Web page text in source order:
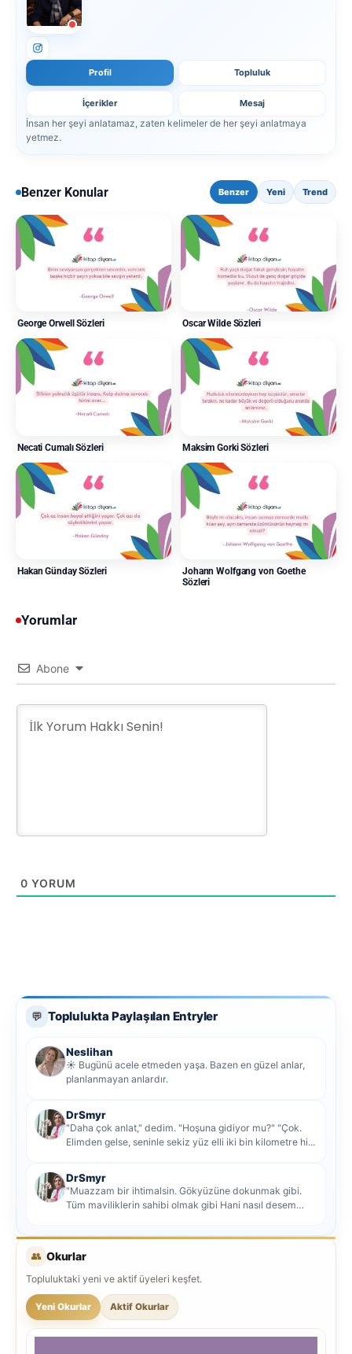
Profil Topluluk
İçerikler Mesaj
İnsan her şeyi anlatamaz, zaten kelimeler de her şeyi anlatmaya
yetmez.
Benzer Konular Benzer Yeni Trend
George Orwell Sözleri Oscar Wilde Sözleri
Necati Cumalı Sözleri Maksim Gorki Sözleri
Hakan Günday Sözleri
Johann Wolfgang von Goethe
Sözleri
Yorumlar
Abone
0 YORUM
💬 Toplulukta Paylaşılan Entryler
Neslihan
☀️ Bugünü acele etmeden yaşa. Bazen en güzel anlar,
planlanmayan anlardır.
DrSmyr
"Daha çok anlat," dedim. "Hoşuna gidiyor mu?" "Çok.
Elimden gelse, seninle sekiz yüz elli iki bin kilometre hi...
DrSmyr
"Muazzam bir ihtimalsin. Gökyüzüne dokunmak gibi.
Tüm maviliklerin sahibi olmak gibi Hani nasıl desem
👥 Okurlar
Topluluktaki yeni ve aktif üyeleri keşfet.
Yeni Okurlar Aktif Okurlar